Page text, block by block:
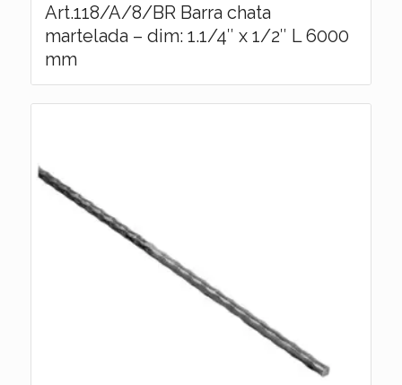
Art.118/A/8/BR Barra chata
martelada – dim: 1.1/4″ x 1/2″ L 6000
mm